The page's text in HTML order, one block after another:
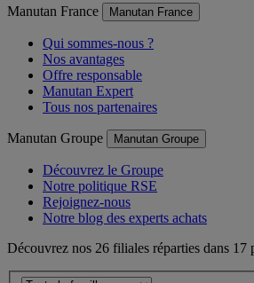
Manutan France
Qui sommes-nous ?
Nos avantages
Offre responsable
Manutan Expert
Manutan Groupe
Découvrez le Groupe
Notre politique RSE
Rejoignez-nous